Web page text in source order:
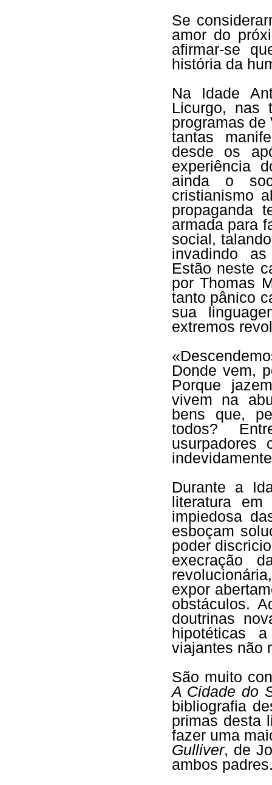
Se
amor do
afirmar-se
história da
Na Idade
Licurgo, nas
programas
tantas
desde os
experiência
ainda o
cristianismo
propaganda
armada para
social,
invadindo
Estão neste
por Thomas
tanto pânico
sua
extremos
Donde vem,
Porque
vivem na
bens que,
todos?
usurpadores
Durante a
literatura
impiedosa
esboçam
poder
execração
expor
obstáculos.
doutrinas
hipotéticas
viajantes não
São muito
A Cidade do
bibliografia
primas desta
fazer uma
Gulliver, de
ambos